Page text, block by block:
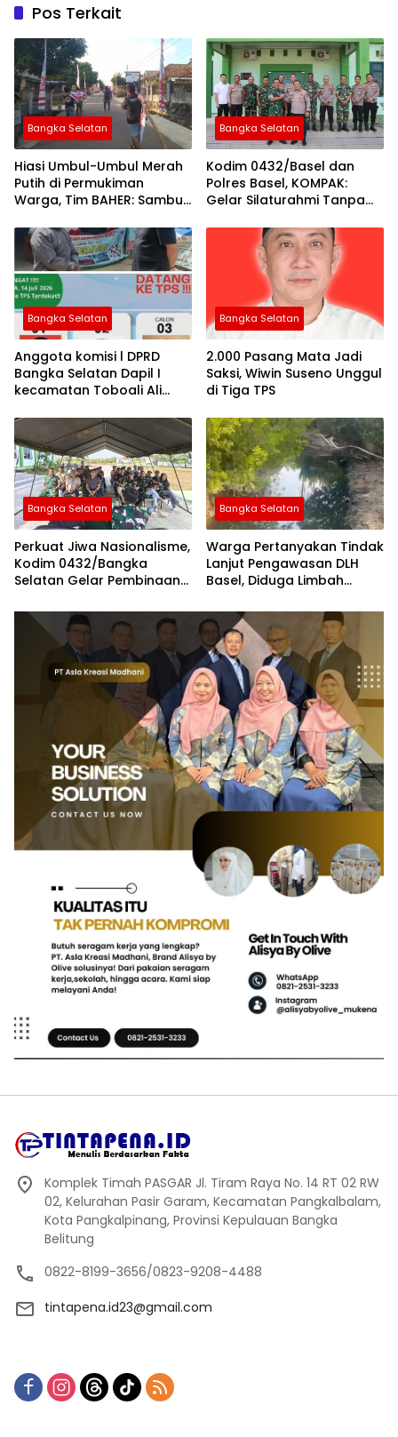
Pos Terkait
Bangka Selatan
Hiasi Umbul-Umbul Merah
Putih di Permukiman
Warga, Tim BAHER: Sambut
Bangka Selatan
Kodim 0432/Basel dan
Polres Basel, KOMPAK:
Gelar Silaturahmi Tanpa
Bangka Selatan
Anggota komisi l DPRD
Bangka Selatan Dapil I
kecamatan Toboali Ali
Pilkades Desa Jeriji
Bangka Selatan
2.000 Pasang Mata Jadi
Saksi, Wiwin Suseno Unggul
di Tiga TPS
Bangka Selatan
Perkuat Jiwa Nasionalisme,
Kodim 0432/Bangka
Selatan Gelar Pembinaan
Bangka Selatan
Warga Pertanyakan Tindak
Lanjut Pengawasan DLH
Basel, Diduga Limbah
Cemari Sungai Desa Pasir
Putih
Komplek Timah PASGAR Jl. Tiram Raya No. 14 RT 02 RW
02, Kelurahan Pasir Garam, Kecamatan Pangkalbalam,
Kota Pangkalpinang, Provinsi Kepulauan Bangka
Belitung
0822-8199-3656/0823-9208-4488
tintapena.id23@gmail.com